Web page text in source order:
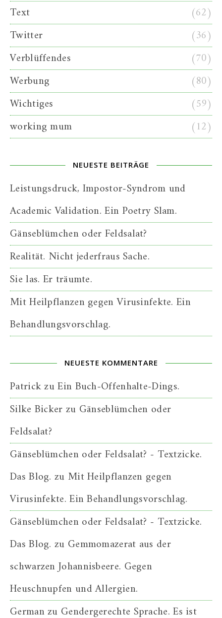
Text
(62)
Twitter
(36)
Verblüffendes
(70)
Werbung
(80)
Wichtiges
(59)
working mum
(12)
NEUESTE BEITRÄGE
Leistungsdruck, Impostor-Syndrom und
Academic Validation. Ein Poetry Slam.
Gänseblümchen oder Feldsalat?
Realität. Nicht jederfraus Sache.
Sie las. Er träumte.
Mit Heilpflanzen gegen Virusinfekte. Ein
Behandlungsvorschlag.
NEUESTE KOMMENTARE
PatrickzuEin Buch-Offenhalte-Dings.
Silke Bickerzu Gänseblümchen oder
Feldsalat?
Gänseblümchen oder Feldsalat? - Textzicke.
Das Blog. zu Mit Heilpflanzen gegen
Virusinfekte. Ein Behandlungsvorschlag.
Gänseblümchen oder Feldsalat? - Textzicke.
Das Blog. zu Gemmomazerat aus der
schwarzen Johannisbeere. Gegen
Heuschnupfen und Allergien.
Germanzu Gendergerechte Sprache. Es ist